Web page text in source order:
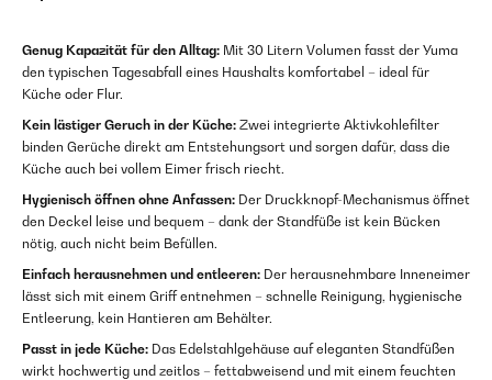
Genug Kapazität für den Alltag: Mit 30 Litern Volumen fasst der Yuma
den typischen Tagesabfall eines Haushalts komfortabel – ideal für
Küche oder Flur.
Kein lästiger Geruch in der Küche: Zwei integrierte Aktivkohlefilter
binden Gerüche direkt am Entstehungsort und sorgen dafür, dass die
Küche auch bei vollem Eimer frisch riecht.
Hygienisch öffnen ohne Anfassen: Der Druckknopf-Mechanismus öffnet
den Deckel leise und bequem – dank der Standfüße ist kein Bücken
nötig, auch nicht beim Befüllen.
Einfach herausnehmen und entleeren: Der herausnehmbare Inneneimer
lässt sich mit einem Griff entnehmen – schnelle Reinigung, hygienische
Entleerung, kein Hantieren am Behälter.
Passt in jede Küche: Das Edelstahlgehäuse auf eleganten Standfüßen
wirkt hochwertig und zeitlos – fettabweisend und mit einem feuchten